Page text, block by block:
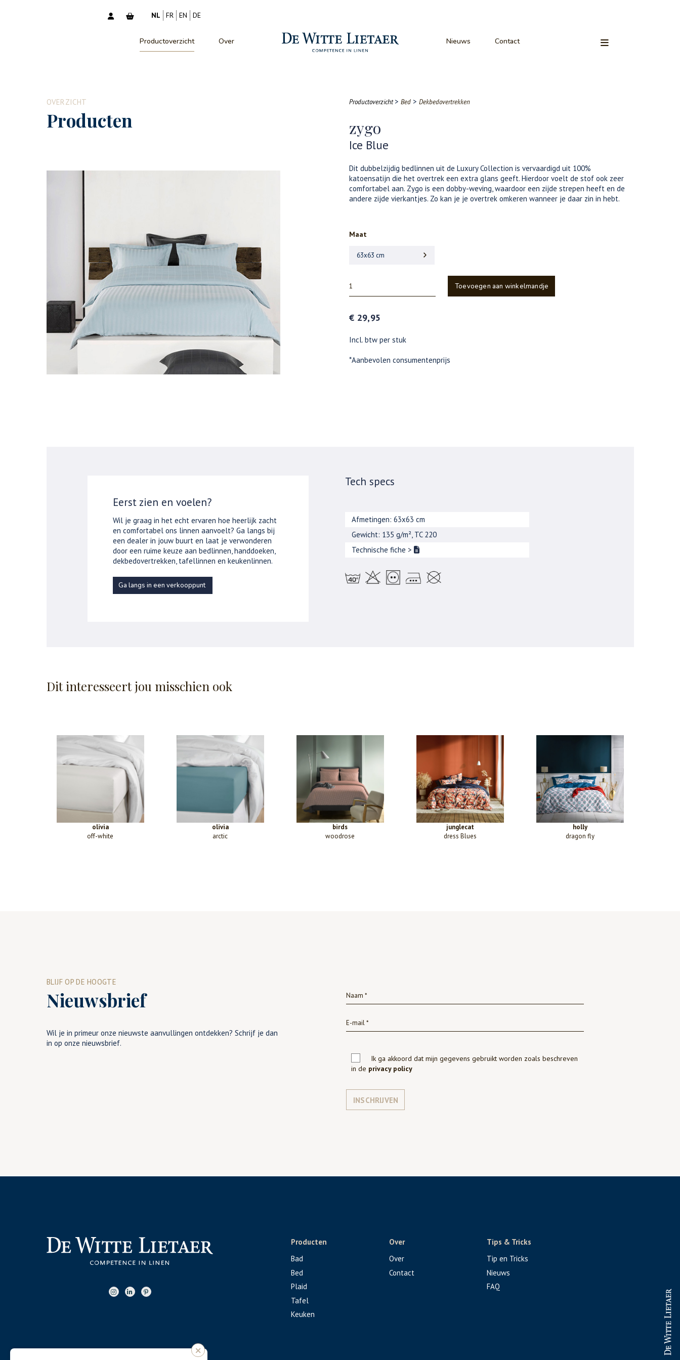
NL FR EN DE
Productoverzicht Over Nieuws Contact
OVERZICHT
Producten
Productoverzicht > Bed > Dekbedovertrekken
zygo
Ice Blue
Dit dubbelzijdig bedlinnen uit de Luxury Collection is vervaardigd uit 100%
katoensatijn die het overtrek een extra glans geeft. Hierdoor voelt de stof ook zeer
comfortabel aan. Zygo is een dobby-weving, waardoor een zijde strepen heeft en de
andere zijde vierkantjes. Zo kan je je overtrek omkeren wanneer je daar zin in hebt.
Maat
63x63 cm
Toevoegen aan winkelmandje
€ 29,95
Incl. btw per stuk
*Aanbevolen consumentenprijs
Eerst zien en voelen?
Wil je graag in het echt ervaren hoe heerlijk zacht
en comfortabel ons linnen aanvoelt? Ga langs bij
een dealer in jouw buurt en laat je verwonderen
door een ruime keuze aan bedlinnen, handdoeken,
dekbedovertrekken, tafellinnen en keukenlinnen.
Ga langs in een verkooppunt
Tech specs
Afmetingen: 63x63 cm
Gewicht: 135 g/m², TC 220
Technische fiche >
Dit interesseert jou misschien ook
olivia
off-white
olivia
arctic
birds
woodrose
junglecat
dress Blues
holly
dragon fly
BLIJF OP DE HOOGTE
Nieuwsbrief
Wil je in primeur onze nieuwste aanvullingen ontdekken? Schrijf je dan
in op onze nieuwsbrief.
Ik ga akkoord dat mijn gegevens gebruikt worden zoals beschreven
in de privacy policy
INSCHRIJVEN
Producten
Bad
Bed
Plaid
Tafel
Keuken
Over
Over
Contact
Tips & Tricks
Tip en Tricks
Nieuws
FAQ